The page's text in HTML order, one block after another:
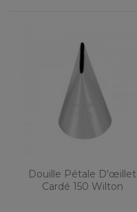
Douille Pétale D'œillet
Cardé 150 Wilton